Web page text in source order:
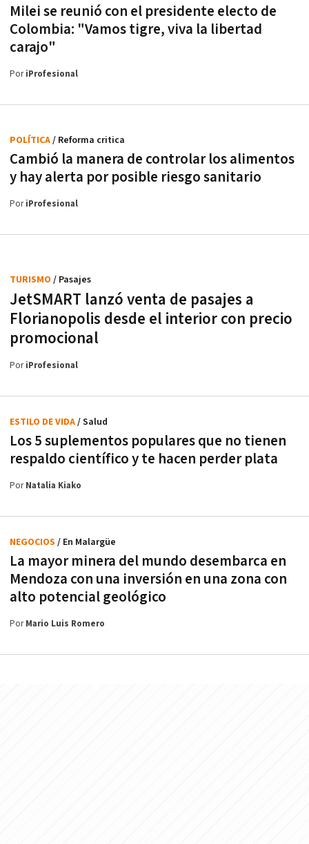
Milei se reunió con el presidente electo de
Colombia: "Vamos tigre, viva la libertad
carajo"
PoriProfesional
Cambió la manera de controlar los alimentos
y hay alerta por posible riesgo sanitario
POLÍTICA/ Reforma critica
PoriProfesional
JetSMART lanzó venta de pasajes a
Florianopolis desde el interior con precio
promocional
TURISMO / Pasajes
PoriProfesional
Los 5 suplementos populares que no tienen
respaldo científico y te hacen perder plata
ESTILO DE VIDA/ Salud
PorNatalia Kiako
La mayor minera del mundo desembarca en
Mendoza con una inversión en una zona con
alto potencial geológico
NEGOCIOS / En Malargüe
PorMario Luis Romero